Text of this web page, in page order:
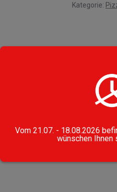
Kategorie:
Schinken (5 Stück)
Vom 21.07. - 18.08.2026
wünschen Ihnen